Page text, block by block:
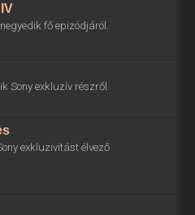
fő epizódjáról.
Sony exkluzív részről.
exkluzivitást élvező